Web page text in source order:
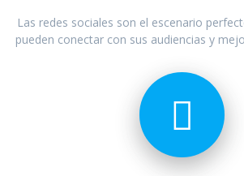
Las redes sociales son el escenario
pueden conectar con sus audiencias y